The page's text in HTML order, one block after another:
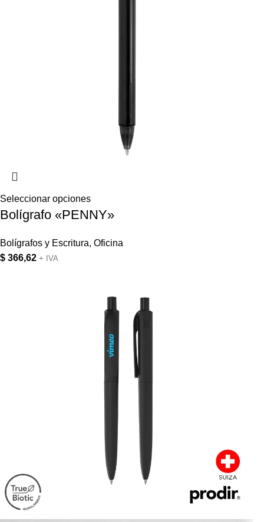
Seleccionar opciones
Bolígrafo «PENNY»
Bolígrafos y Escritura, Oficina
$ 366,62 + IVA